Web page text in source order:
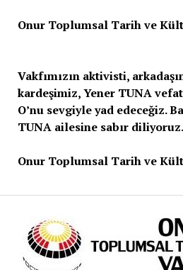
Onur Toplumsal Tarih ve
Vakfımızın aktivisti,
kardeşimiz, Yener TUNA
O’nu sevgiyle yad edeceğiz.
TUNA ailesine sabır diliyoruz.
Onur Toplumsal Tarih ve